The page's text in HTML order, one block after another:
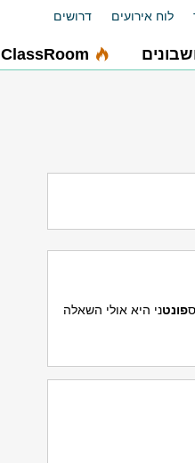
לוח אירועים דרושים
ClassRoom
פונטני היא אולי השאלה